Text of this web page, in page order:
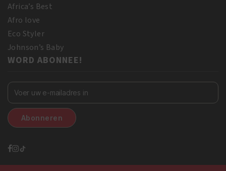
Africa’s Best
Afro love
Eco Styler
Johnson’s Baby
WORD ABONNEE!